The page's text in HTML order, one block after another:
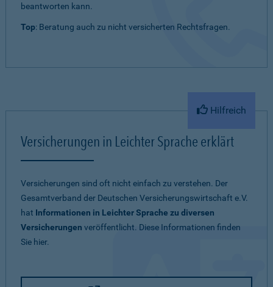
beantworten kann.
Top: Beratung auch zu nicht versicherten Rechtsfragen.
Hilfreich
Versicherungen in Leichter Sprache erklärt
Versicherungen sind oft nicht einfach zu verstehen. Der
Gesamtverband der Deutschen Versicherungswirtschaft e.V.
hat Informationen in Leichter Sprache zu diversen
Versicherungen veröffentlicht. Diese Informationen finden
Sie hier.